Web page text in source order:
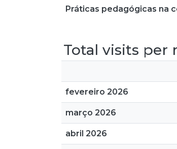
Práticas pedagógicas na
Total visits per
fevereiro 2026
março 2026
abril 2026